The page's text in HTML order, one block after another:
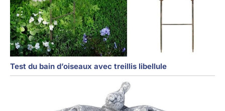
Test du bain d’oiseaux avec treillis libellule